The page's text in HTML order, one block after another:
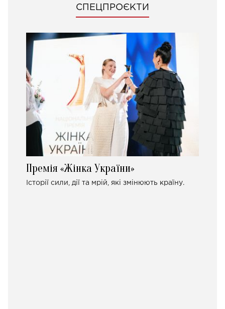
СПЕЦПРОЄКТИ
Премія «Жінка України»
Історії сили, дії та мрій, які змінюють країну.